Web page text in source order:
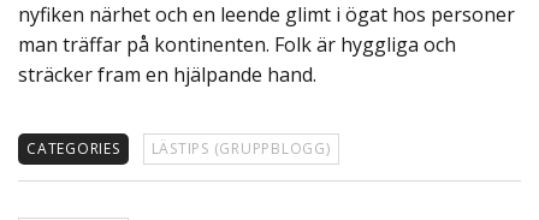
nyfiken närhet och en leende glimt i ögat hos personer
man träffar på kontinenten. Folk är hyggliga och
sträcker fram en hjälpande hand.
CATEGORIES LÄSTIPS (GRUPPBLOGG)